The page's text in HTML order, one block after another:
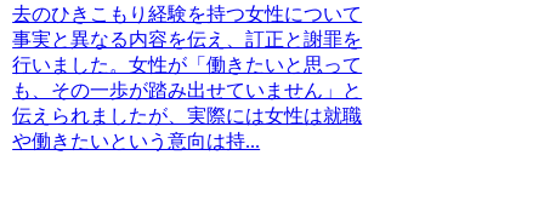
去のひきこもり経験を持つ女性について
事実と異なる内容を伝え、訂正と謝罪を
行いました。女性が「働きたいと思って
も、その一歩が踏み出せていません」と
伝えられましたが、実際には女性は就職
や働きたいという意向は持...